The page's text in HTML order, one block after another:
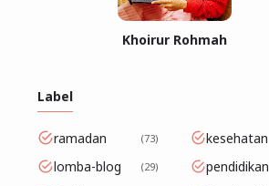
Khoirur Rohmah
Label
ramadan 73 kesehatan
lomba-blog 29 pendidikan